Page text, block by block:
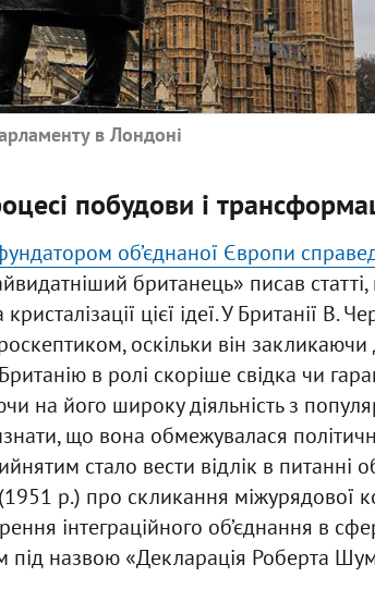
в Лондоні
побудови і
об’єднаної Європи
британець» писав статті,
цієї ідеї. У Британії В.
оскільки він
в ролі скоріше свідка чи
на його широку діяльність з
що вона обмежувалася
стало вести відлік в питанні
р.) про скликання міжурядової
інтеграційного об’єднання в
назвою «Декларація Роберта